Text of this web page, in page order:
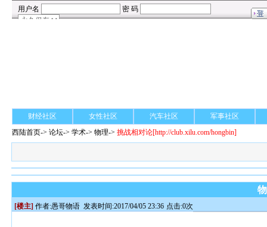
财经社区 女性社区 汽车社区
军事社区
西陆首页->论坛->学术-> 物理->挑战相对论[http://club.xilu.com/hongbin]
[楼主] 作者:愚哥物语 发表时间:2017/04/05 23:36 点击:0次